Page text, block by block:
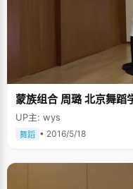
蒙族组合 周璐 北京舞蹈
UP主: wys
舞蹈 • 2016/5/18